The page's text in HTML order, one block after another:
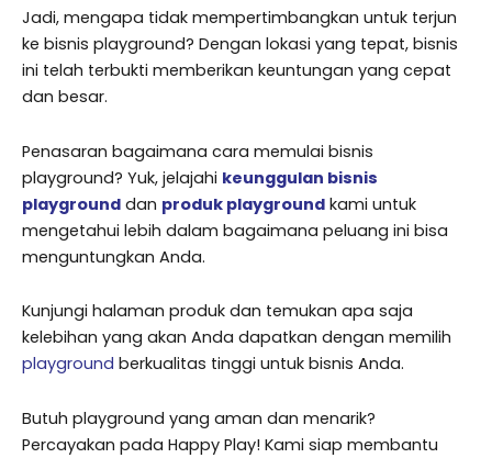
Jadi, mengapa tidak mempertimbangkan untuk terjun
ke bisnis playground? Dengan lokasi yang tepat, bisnis
ini telah terbukti memberikan keuntungan yang cepat
dan besar.
Penasaran bagaimana cara memulai bisnis
playground? Yuk, jelajahi keunggulan bisnis
playground dan produk playground kami untuk
mengetahui lebih dalam bagaimana peluang ini bisa
menguntungkan Anda.
Kunjungi halaman produk dan temukan apa saja
kelebihan yang akan Anda dapatkan dengan memilih
playground berkualitas tinggi untuk bisnis Anda.
Butuh playground yang aman dan menarik?
Percayakan pada Happy Play! Kami siap membantu